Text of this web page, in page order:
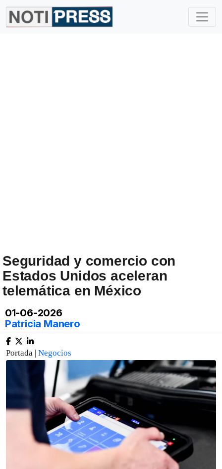
Seguridad y comercio con
Estados Unidos aceleran
telemática en México
01-06-2026
Patricia Manero
Portada | Negocios